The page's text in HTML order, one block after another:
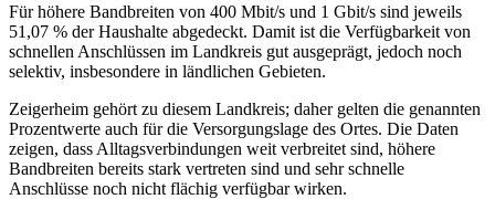
Für höhere Bandbreiten von 400 Mbit/s und 1 Gbit/s sind jeweils
51,07 % der Haushalte abgedeckt. Damit ist die Verfügbarkeit von
schnellen Anschlüssen im Landkreis gut ausgeprägt, jedoch noch
selektiv, insbesondere in ländlichen Gebieten.
Zeigerheim gehört zu diesem Landkreis; daher gelten die genannten
Prozentwerte auch für die Versorgungslage des Ortes. Die Daten
zeigen, dass Alltagsverbindungen weit verbreitet sind, höhere
Bandbreiten bereits stark vertreten sind und sehr schnelle
Anschlüsse noch nicht flächig verfügbar wirken.